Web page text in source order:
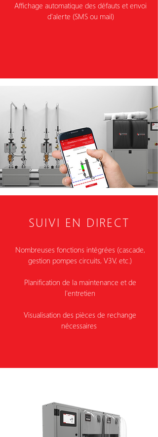
Affichage automatique des défauts et envoi
d'alerte (SMS ou mail)
SUIVI EN DIRECT
Nombreuses fonctions intégrées (cascade,
gestion pompes circuits, V3V, etc.)
Planification de la maintenance et de
l'entretien
Visualisation des pièces de rechange
nécessaires